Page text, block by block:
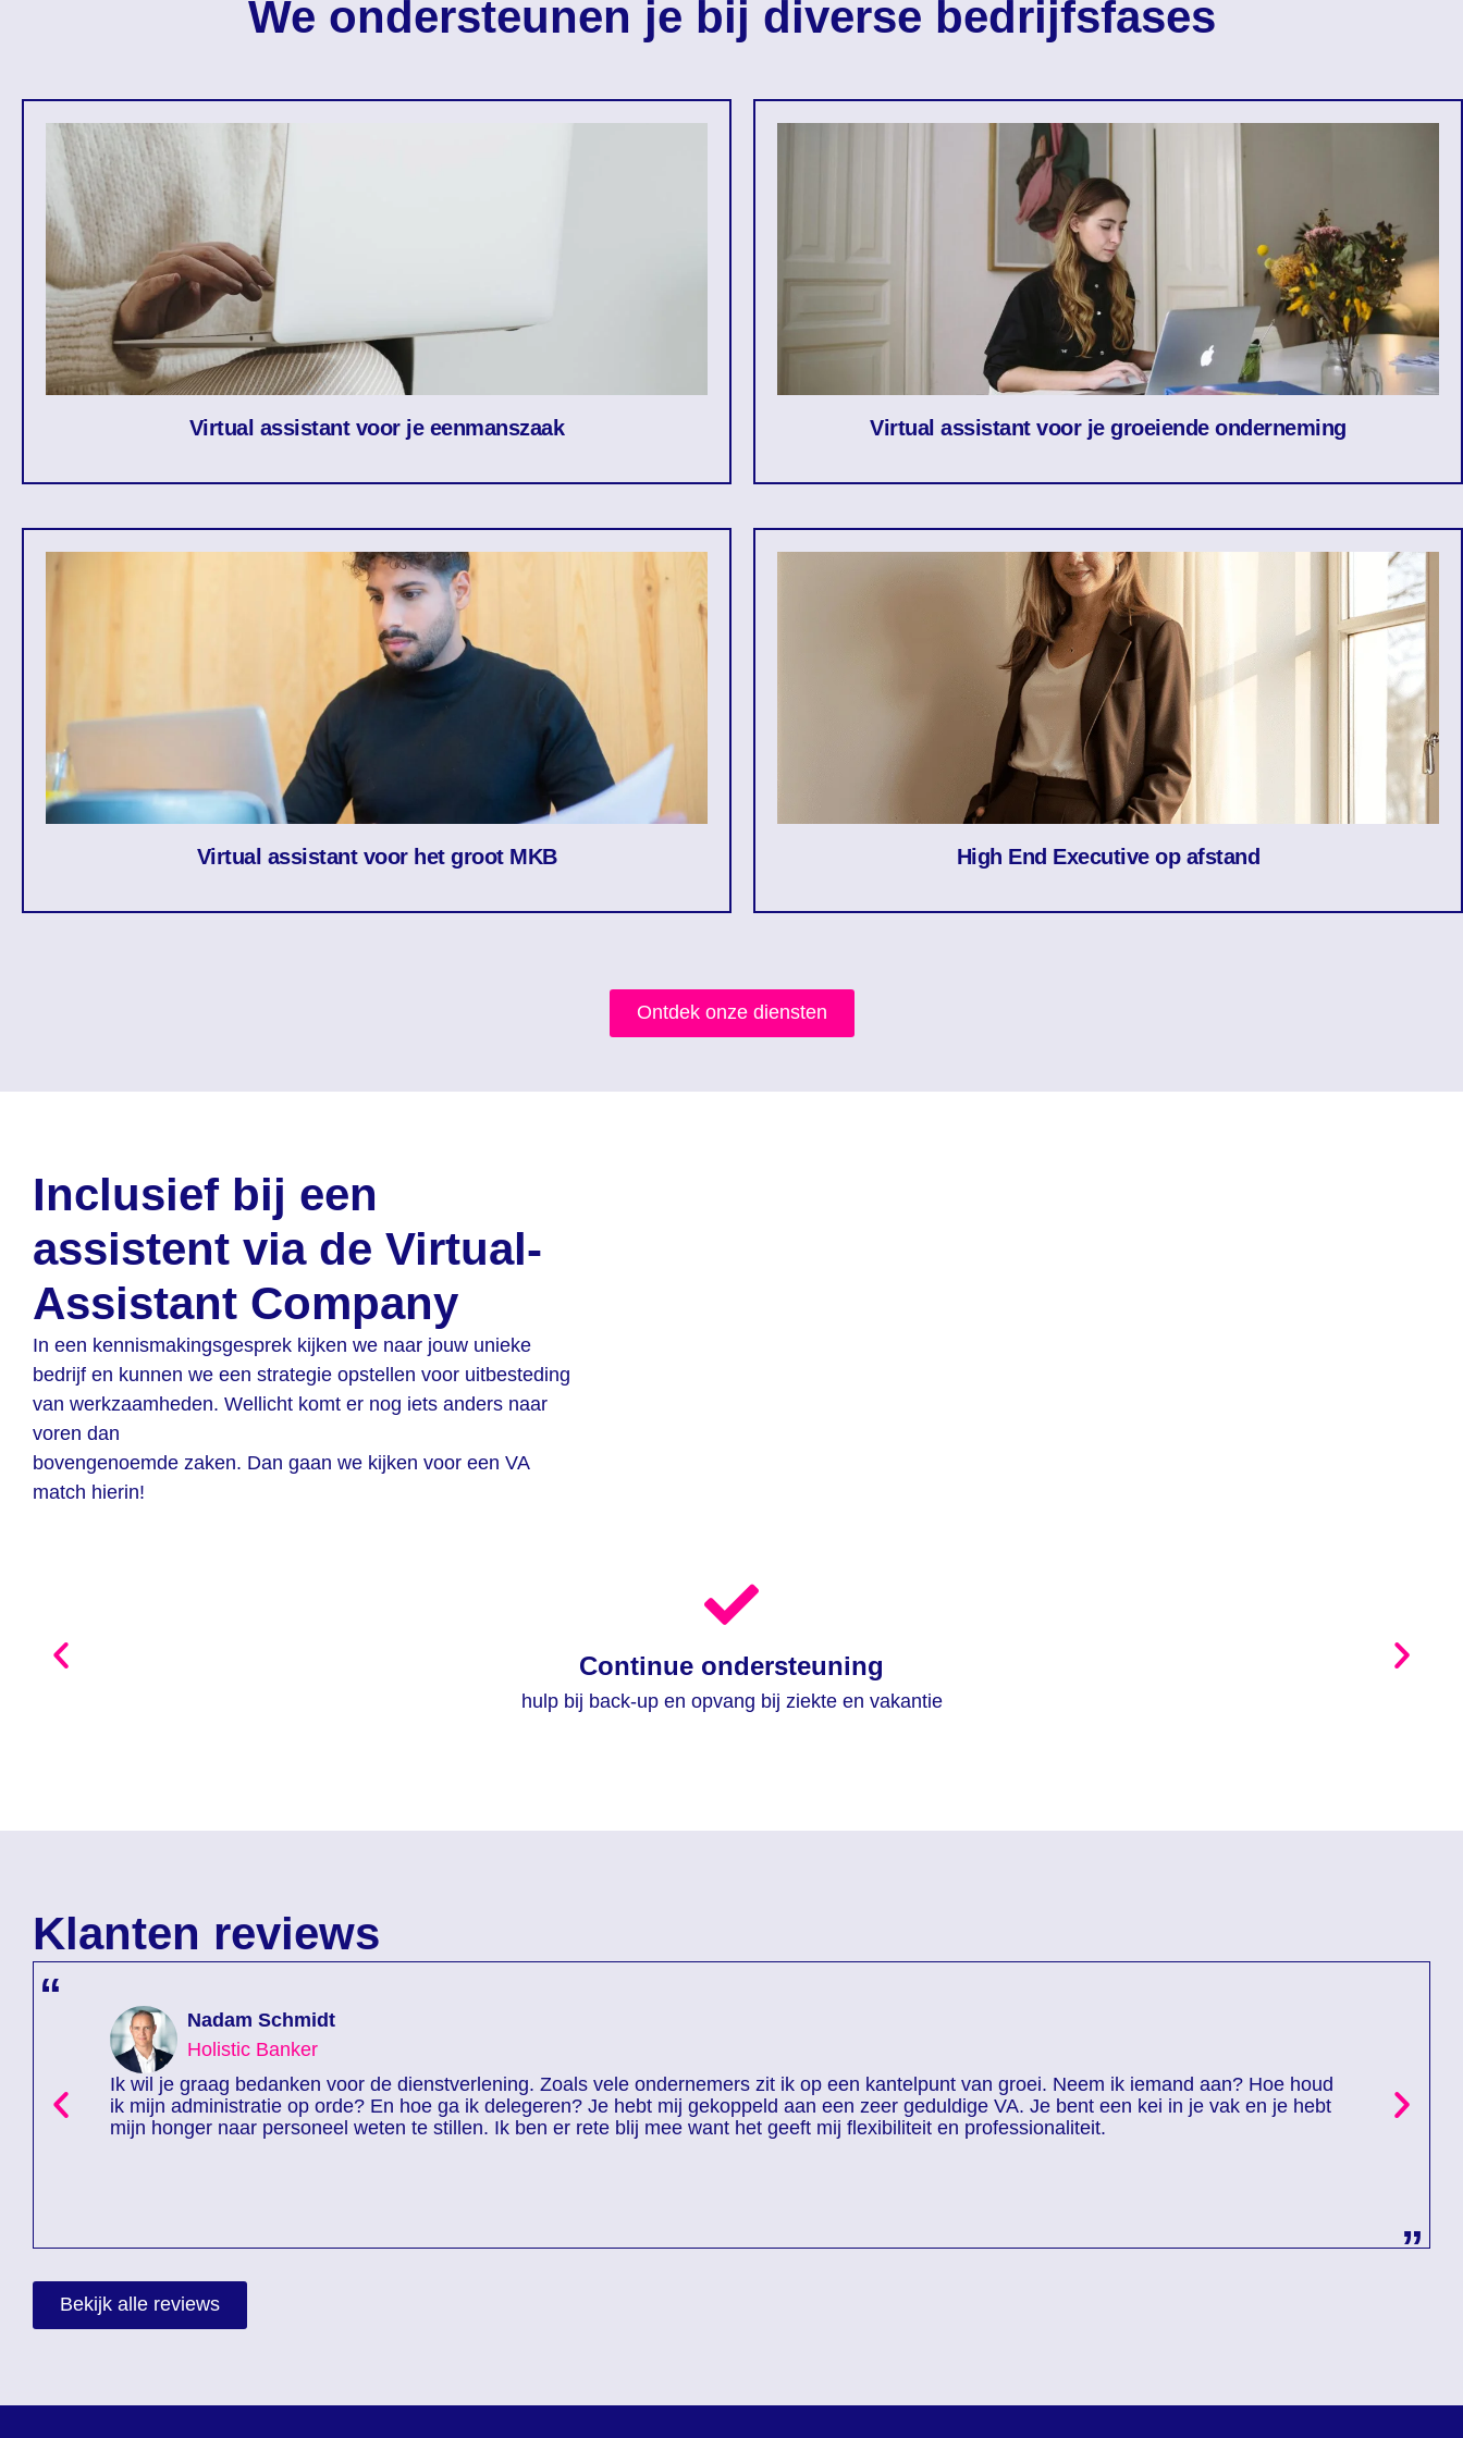
We ondersteunen je bij diverse bedrijfsfases
Virtual assistant voor je eenmanszaak Virtual assistant voor je groeiende onderneming
Virtual assistant voor het groot MKB High End Executive op afstand
Ontdek onze diensten
Inclusief bij een
assistent via de Virtual-
Assistant Company
In een kennismakingsgesprek kijken we naar jouw unieke
bedrijf en kunnen we een strategie opstellen voor uitbesteding
van werkzaamheden. Wellicht komt er nog iets anders naar
voren dan
bovengenoemde zaken. Dan gaan we kijken voor een VA
match hierin!
Continue ondersteuning
hulp bij back-up en opvang bij ziekte en vakantie
Klanten reviews
“
”
Nadam Schmidt
Holistic Banker
Ik wil je graag bedanken voor de dienstverlening. Zoals vele ondernemers zit ik op een kantelpunt van groei. Neem ik iemand aan? Hoe houd
ik mijn administratie op orde? En hoe ga ik delegeren? Je hebt mij gekoppeld aan een zeer geduldige VA. Je bent een kei in je vak en je hebt
mijn honger naar personeel weten te stillen. Ik ben er rete blij mee want het geeft mij flexibiliteit en professionaliteit.
Bekijk alle reviews